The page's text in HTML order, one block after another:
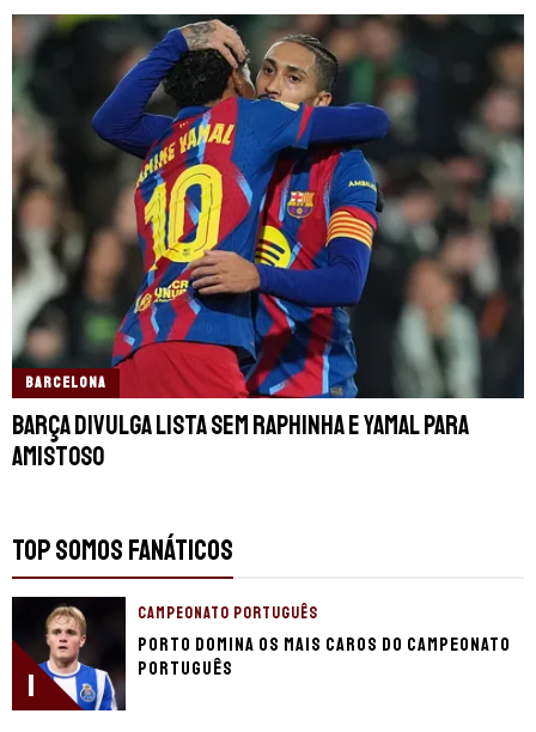
BARCELONA
Barça divulga lista sem Raphinha e Yamal para
amistoso
TOP SOMOS FANÁTICOS
1
CAMPEONATO PORTUGUÊS
Porto domina os mais caros do Campeonato
Português